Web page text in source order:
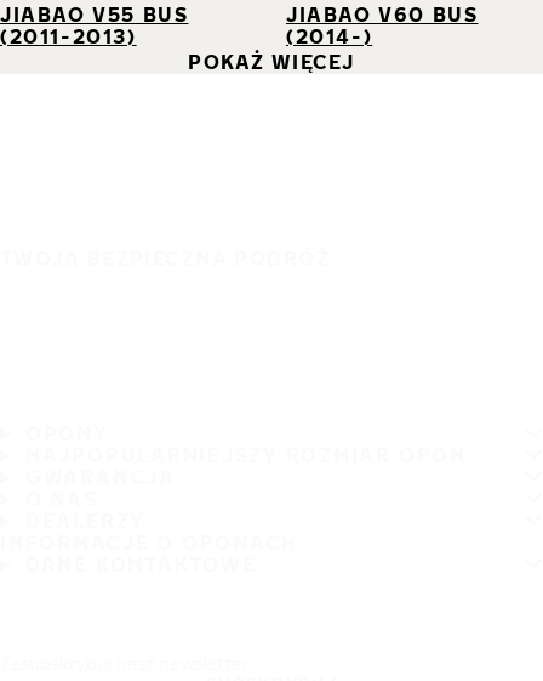
JIABAO V55 BUS
(2011-2013)
JIABAO V60 BUS
(2014-)
POKAŻ WIĘCEJ